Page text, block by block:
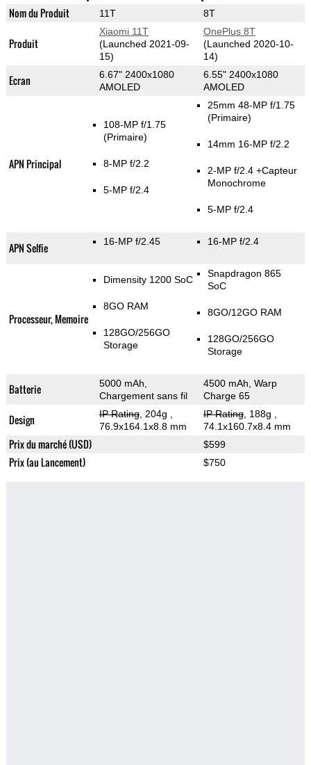
Nom du Produit 11T 8T
Produit
Xiaomi 11T
(Launched 2021-09-
15)
OnePlus 8T
(Launched 2020-10-
14)
Ecran
6.67" 2400x1080
AMOLED
6.55" 2400x1080
AMOLED
APN Principal
108-MP f/1.75
(Primaire)
8-MP f/2.2
5-MP f/2.4
25mm 48-MP f/1.75
(Primaire)
14mm 16-MP f/2.2
2-MP f/2.4 +Capteur
Monochrome
5-MP f/2.4
APN Selfie 16-MP f/2.45 16-MP f/2.4
Processeur, Memoire
Dimensity 1200 SoC
8GO RAM
128GO/256GO
Storage
Snapdragon 865
SoC
8GO/12GO RAM
128GO/256GO
Storage
Batterie
5000 mAh,
Chargement sans fil
4500 mAh, Warp
Charge 65
Design IP Rating, 204g
76.9x164.1x8.8 mm
IP Rating, 188g
74.1x160.7x8.4 mm
Prix du marché (USD) $599
Prix (au Lancement) $750